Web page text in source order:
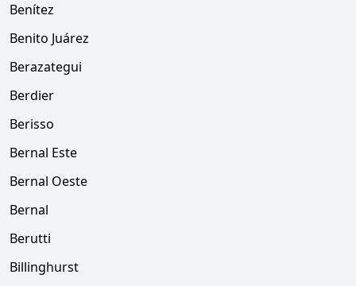
Benítez
Benito Juárez
Berazategui
Berdier
Berisso
Bernal Este
Bernal Oeste
Bernal
Berutti
Billinghurst